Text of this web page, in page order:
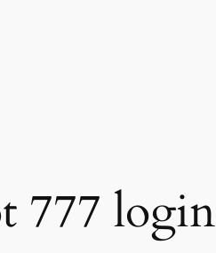
777 login